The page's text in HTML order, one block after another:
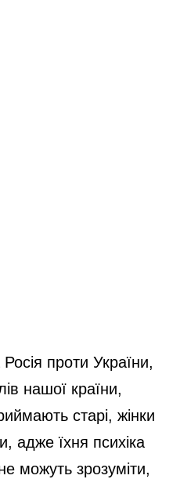
проти України,
нашої країни,
старі, жінки
адже їхня психіка
можуть зрозуміти,